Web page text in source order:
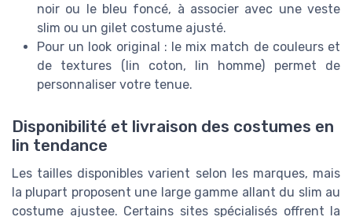
noir ou le bleu foncé, à associer avec une veste
slim ou un gilet costume ajusté.
Pour un look original : le mix match de couleurs et
de textures (lin coton, lin homme) permet de
personnaliser votre tenue.
Disponibilité et livraison des costumes en
lin tendance
Les tailles disponibles varient selon les marques, mais
la plupart proposent une large gamme allant du slim au
costume ajustee. Certains sites spécialisés offrent la